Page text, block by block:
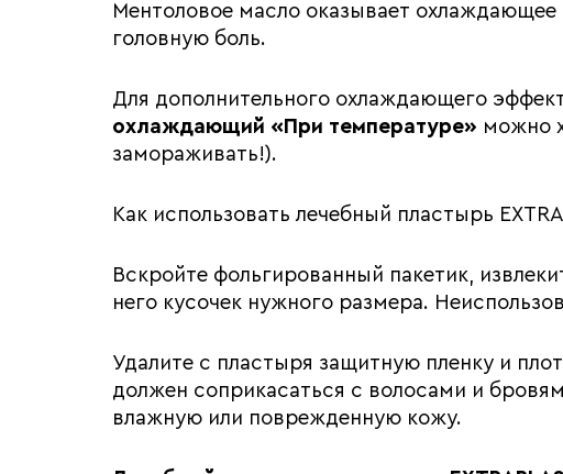
Ментоловое масло оказывает охлаждающее
головную боль.
Для дополнительного охлаждающего
охлаждающий «При температуре» можно
замораживать!).
Как использовать лечебный пластырь
Вскройте фольгированный пакетик,
него кусочек нужного размера.
Удалите с пластыря защитную пленку и
должен соприкасаться с волосами и
влажную или поврежденную кожу.